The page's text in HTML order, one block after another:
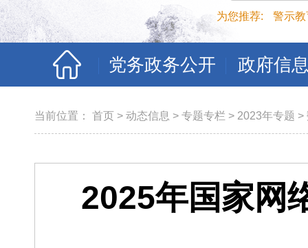
为您推荐: 警示教
党务政务公开 政府信
当前位置： 首页 > 动态信息 > 专题专栏 > 2023年专题 >
2025年国家网